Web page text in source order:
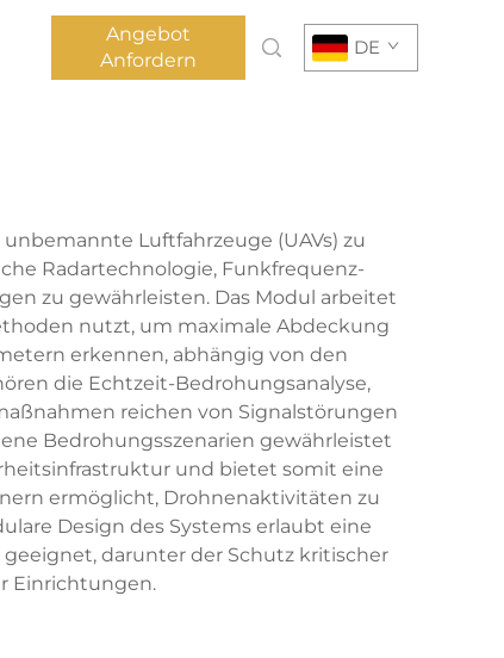
Angebot
Anfordern
DE
Luftfahrzeuge (UAVs) zu
Radartechnologie, Funkfrequenz-
zu gewährleisten. Das Modul arbeitet
nutzt, um maximale Abdeckung
erkennen, abhängig von den
die Echtzeit-Bedrohungsanalyse,
reichen von Signalstörungen
Bedrohungsszenarien gewährleistet
und bietet somit eine
ermöglicht, Drohnenaktivitäten zu
Design des Systems erlaubt eine
darunter der Schutz kritischer
Einrichtungen.